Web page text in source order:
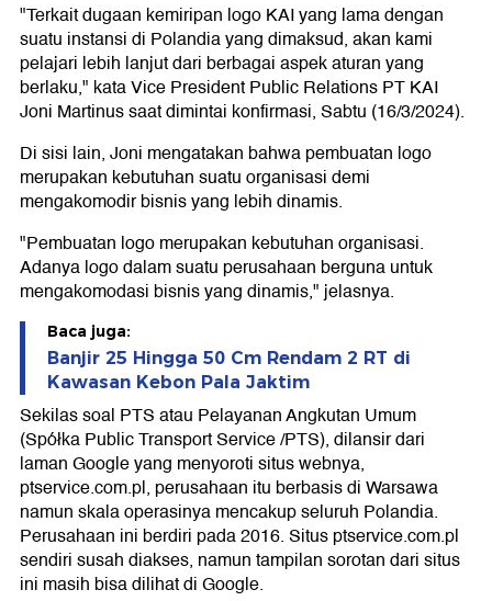
"Terkait dugaan kemiripan logo KAI yang lama dengan
suatu instansi di Polandia yang dimaksud, akan kami
pelajari lebih lanjut dari berbagai aspek aturan yang
berlaku," kata Vice President Public Relations PT KAI
Joni Martinus saat dimintai konfirmasi, Sabtu (16/3/2024).
Di sisi lain, Joni mengatakan bahwa pembuatan logo
merupakan kebutuhan suatu organisasi demi
mengakomodir bisnis yang lebih dinamis.
"Pembuatan logo merupakan kebutuhan organisasi.
Adanya logo dalam suatu perusahaan berguna untuk
mengakomodasi bisnis yang dinamis," jelasnya.
Baca juga:
Banjir 25 Hingga 50 Cm Rendam 2 RT di
Kawasan Kebon Pala Jaktim
Sekilas soal PTS atau Pelayanan Angkutan Umum
(Spółka Public Transport Service /PTS), dilansir dari
laman Google yang menyoroti situs webnya,
ptservice.com.pl, perusahaan itu berbasis di Warsawa
namun skala operasinya mencakup seluruh Polandia.
Perusahaan ini berdiri pada 2016. Situs ptservice.com.pl
sendiri susah diakses, namun tampilan sorotan dari situs
ini masih bisa dilihat di Google.